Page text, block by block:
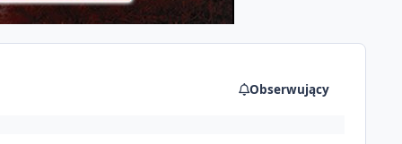
Obserwujący